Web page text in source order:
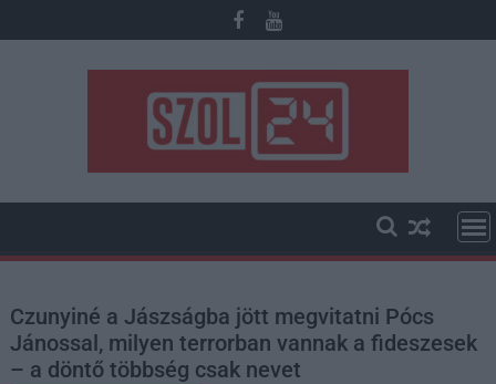
to
Czunyiné a Jászságba jött megvitatni Pócs
Jánossal, milyen terrorban vannak a fideszesek
– a döntő többség csak nevet